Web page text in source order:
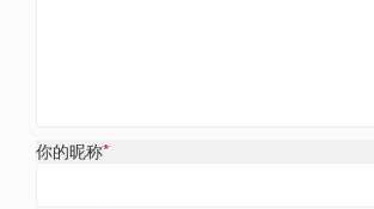
你的昵称*